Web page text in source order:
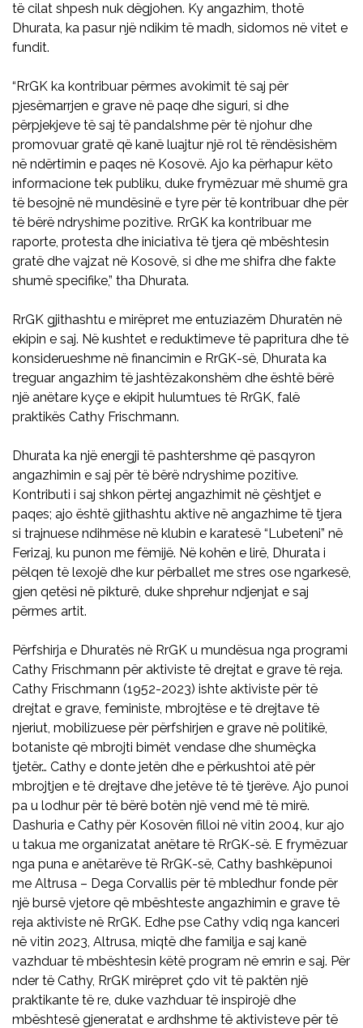
të cilat shpesh nuk dëgjohen. Ky angazhim, thotë
Dhurata, ka pasur një ndikim të madh, sidomos në vitet e
fundit.
“RrGK ka kontribuar përmes avokimit të saj për
pjesëmarrjen e grave në paqe dhe siguri, si dhe
përpjekjeve të saj të pandalshme për të njohur dhe
promovuar gratë që kanë luajtur një rol të rëndësishëm
në ndërtimin e paqes në Kosovë. Ajo ka përhapur këto
informacione tek publiku, duke frymëzuar më shumë gra
të besojnë në mundësinë e tyre për të kontribuar dhe për
të bërë ndryshime pozitive. RrGK ka kontribuar me
raporte, protesta dhe iniciativa të tjera që mbështesin
gratë dhe vajzat në Kosovë, si dhe me shifra dhe fakte
shumë specifike,” tha Dhurata.
RrGK gjithashtu e mirëpret me entuziazëm Dhuratën në
ekipin e saj. Në kushtet e reduktimeve të papritura dhe të
konsiderueshme në financimin e RrGK-së, Dhurata ka
treguar angazhim të jashtëzakonshëm dhe është bërë
një anëtare kyçe e ekipit hulumtues të RrGK, falë
praktikës Cathy Frischmann.
Dhurata ka një energji të pashtershme që pasqyron
angazhimin e saj për të bërë ndryshime pozitive.
Kontributi i saj shkon përtej angazhimit në çështjet e
paqes; ajo është gjithashtu aktive në angazhime të tjera
si trajnuese ndihmëse në klubin e karatesë “Lubeteni” në
Ferizaj, ku punon me fëmijë. Në kohën e lirë, Dhurata i
pëlqen të lexojë dhe kur përballet me stres ose ngarkesë,
gjen qetësi në pikturë, duke shprehur ndjenjat e saj
përmes artit.
Përfshirja e Dhuratës në RrGK u mundësua nga programi
Cathy Frischmann për aktiviste të drejtat e grave të reja.
Cathy Frischmann (1952-2023) ishte aktiviste për të
drejtat e grave, feministe, mbrojtëse e të drejtave të
njeriut, mobilizuese për përfshirjen e grave në politikë,
botaniste që mbrojti bimët vendase dhe shumëçka
tjetër… Cathy e donte jetën dhe e përkushtoi atë për
mbrojtjen e të drejtave dhe jetëve të të tjerëve. Ajo punoi
pa u lodhur për të bërë botën një vend më të mirë.
Dashuria e Cathy për Kosovën filloi në vitin 2004, kur ajo
u takua me organizatat anëtare të RrGK-së. E frymëzuar
nga puna e anëtarëve të RrGK-së, Cathy bashkëpunoi
me Altrusa – Dega Corvallis për të mbledhur fonde për
një bursë vjetore që mbështeste angazhimin e grave të
reja aktiviste në RrGK. Edhe pse Cathy vdiq nga kanceri
në vitin 2023, Altrusa, miqtë dhe familja e saj kanë
vazhduar të mbështesin këtë program në emrin e saj. Për
nder të Cathy, RrGK mirëpret çdo vit të paktën një
praktikante të re, duke vazhduar të inspirojë dhe
mbështesë gjeneratat e ardhshme të aktivisteve për të